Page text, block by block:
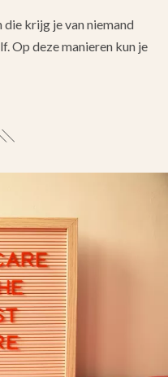
krijg je van niemand
Op deze manieren kun je